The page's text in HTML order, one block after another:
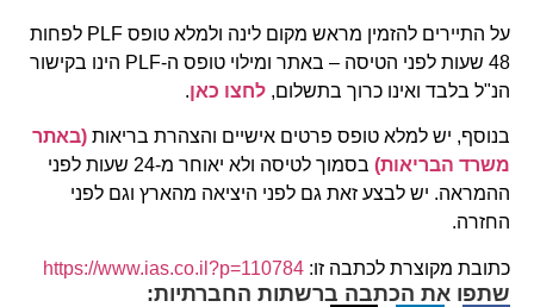
על התיירים להזמין מראש מקום לינה ולמלא טופס PLF לפחות
48 שעות לפני הטיסה – באתר ומילוי טופס ה-PLF הינו בקישור
הנ"ל בלבד ואינו כרוך בתשלום,לחצו כאן.
בנוסף, יש למלא טופס פרטים אישיים והצהרת בריאות(באתר
משרד הבריאות)
בסמוך לטיסה ולא יאוחר מ-24 שעות לפני
ההמראה. יש לבצע זאת גם לפני היציאה מהארץ וגם לפני
החזרה.
כתובת מקוצרת לכתבה זו: https://www.ias.co.il?p=110784
שתפו את הכתבה ברשתות החברתיות: